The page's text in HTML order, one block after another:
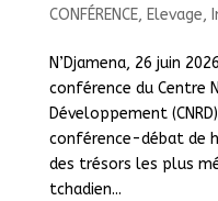
CONFÉRENCE, Elevage,
N’Djamena, 26 juin
conférence du Centre
Développement
conférence-débat de
des trésors les plus
tchadien...